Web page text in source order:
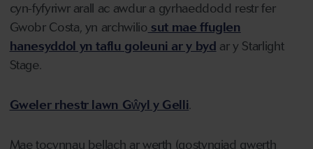
cyn-fyfyriwr arall ac awdur a gyrhaeddodd restr fer
Gwobr Costa, yn archwilio sut mae ffuglen
hanesyddol yn taflu goleuni ar y byd ar y Starlight
Stage.
Gweler rhestr lawn Gŵyl y Gelli.
Mae tocynnau bellach ar werth (gostyngiad gwerth